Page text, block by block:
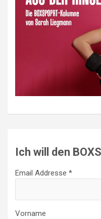
Ich will den
Email Addresse *
Vorname